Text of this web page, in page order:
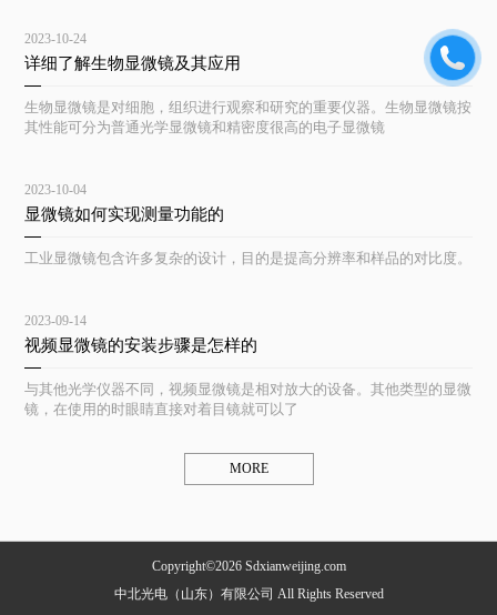
2023-10-24
详细了解生物显微镜及其应用
生物显微镜是对细胞，组织进行观察和研究的重要仪器。生物显微镜按
其性能可分为普通光学显微镜和精密度很高的电子显微镜
2023-10-04
显微镜如何实现测量功能的
工业显微镜包含许多复杂的设计，目的是提高分辨率和样品的对比度。
2023-09-14
视频显微镜的安装步骤是怎样的
与其他光学仪器不同，视频显微镜是相对放大的设备。其他类型的显微
镜，在使用的时眼睛直接对着目镜就可以了
MORE
Copyright©2026 Sdxianweijing.com
中北光电（山东）有限公司 All Rights Reserved